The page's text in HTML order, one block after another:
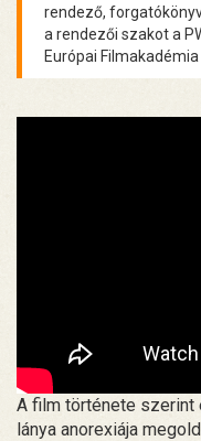
rendező,
a rendezői szakot a
Európai
A film története szerint
lánya anorexiája